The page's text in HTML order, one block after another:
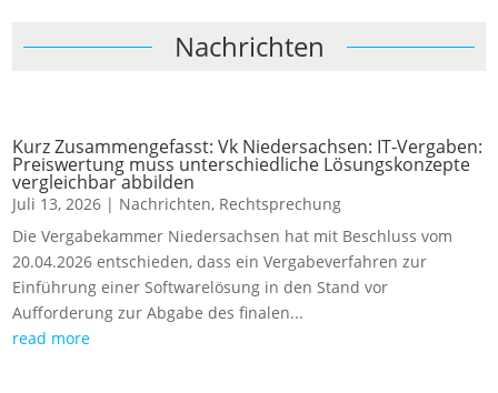
Nachrichten
Kurz Zusammengefasst: Vk Niedersachsen: IT-Vergaben:
Preiswertung muss unterschiedliche Lösungskonzepte
vergleichbar abbilden
Juli 13, 2026 | Nachrichten, Rechtsprechung
Die Vergabekammer Niedersachsen hat mit Beschluss vom
20.04.2026 entschieden, dass ein Vergabeverfahren zur
Einführung einer Softwarelösung in den Stand vor
Aufforderung zur Abgabe des finalen...
read more